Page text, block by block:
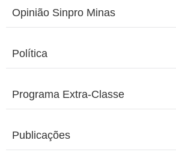
Opinião Sinpro Minas
Política
Programa Extra-Classe
Publicações